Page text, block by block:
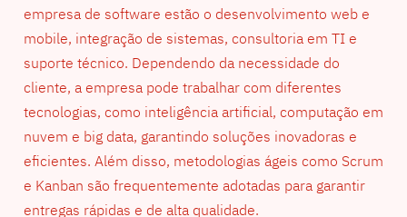
empresa de software estão o desenvolvimento web e
mobile, integração de sistemas, consultoria em TI e
suporte técnico. Dependendo da necessidade do
cliente, a empresa pode trabalhar com diferentes
tecnologias, como inteligência artificial, computação em
nuvem e big data, garantindo soluções inovadoras e
eficientes. Além disso, metodologias ágeis como Scrum
e Kanban são frequentemente adotadas para garantir
entregas rápidas e de alta qualidade.